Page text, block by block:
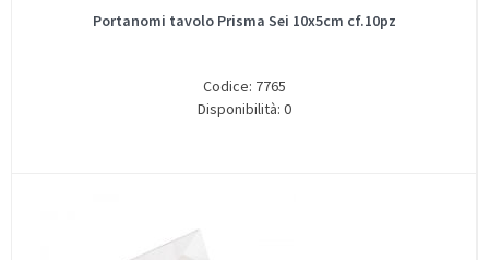
Portanomi tavolo Prisma Sei 10x5cm cf.10pz
Codice: 7765
Disponibilità: 0